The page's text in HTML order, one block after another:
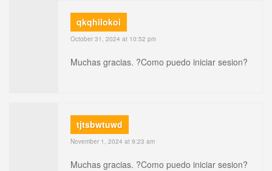
qkqhilokoi
October 31, 2024 at 10:52 pm
Muchas gracias. ?Como puedo iniciar sesion?
tjtsbwtuwd
November 1, 2024 at 9:23 am
Muchas gracias. ?Como puedo iniciar sesion?